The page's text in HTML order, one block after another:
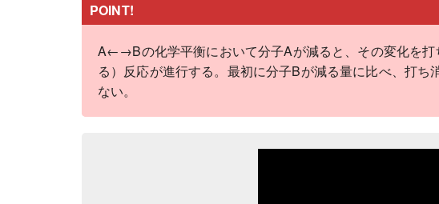
POINT!
A←→Bの化学平衡において分子Aが減ると、その変化を
る）反応が進行する。最初に分子Bが減る量に比べ、打
ない。